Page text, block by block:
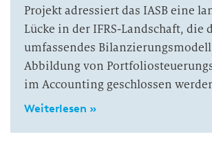
Projekt adressiert das IASB eine
Lücke in der IFRS-Landschaft, die
umfassendes
Abbildung von
im Accounting geschlossen
Weiterlesen »